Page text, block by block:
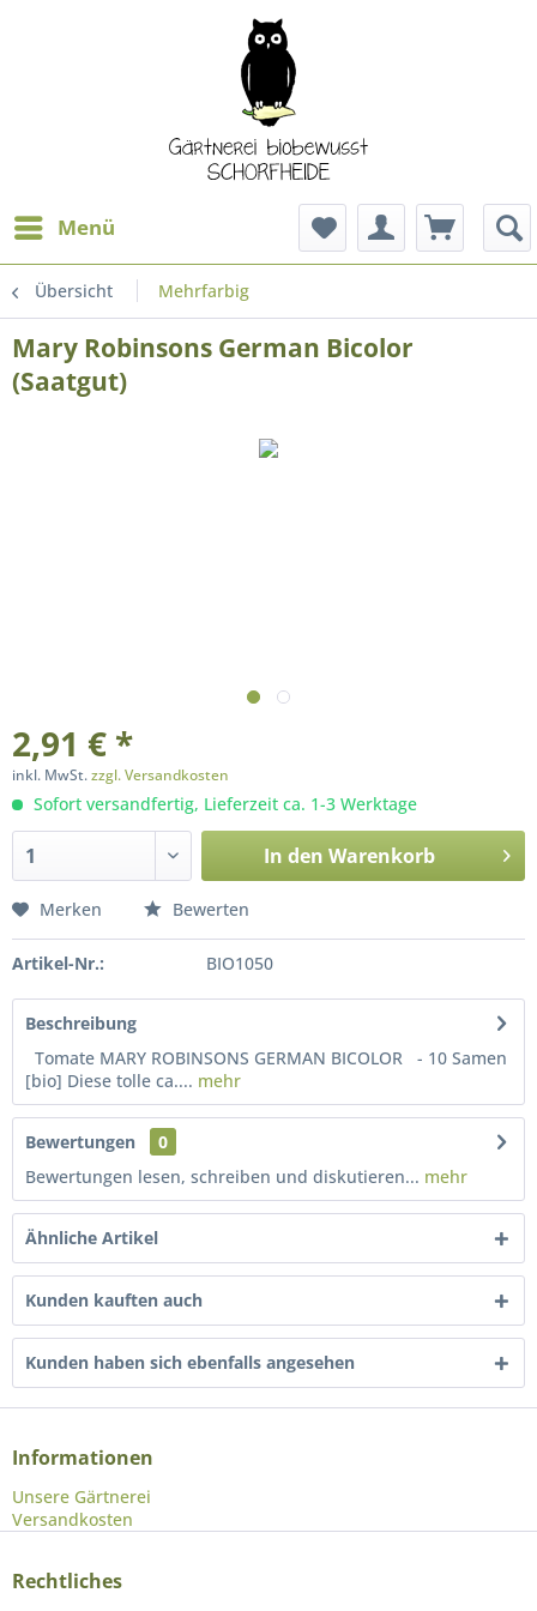
Menü
Übersicht Mehrfarbig
Mary Robinsons German Bicolor
(Saatgut)
2,91 € *
inkl. MwSt.zzgl. Versandkosten
Sofort versandfertig, Lieferzeit ca. 1-3 Werktage
In den Warenkorb
Merken Bewerten
Artikel-Nr.: BIO1050
Beschreibung
Tomate MARY ROBINSONS GERMAN BICOLOR - 10 Samen
[bio] Diese tolle ca.... mehr
Bewertungen
0
Bewertungen lesen, schreiben und diskutieren... mehr
Ähnliche Artikel
Kunden kauften auch
Kunden haben sich ebenfalls angesehen
Informationen
Unsere Gärtnerei
Versandkosten
Rechtliches